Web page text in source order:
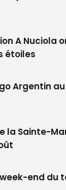
la Sainte-
end du
de la
de Saint